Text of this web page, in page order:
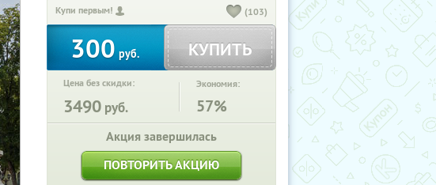
Купи первым! (103)
300 руб. КУПИТЬ
Цена без скидки:
3490 руб.
Экономия:
57%
Акция завершилась
ПОВТОРИТЬ АКЦИЮ